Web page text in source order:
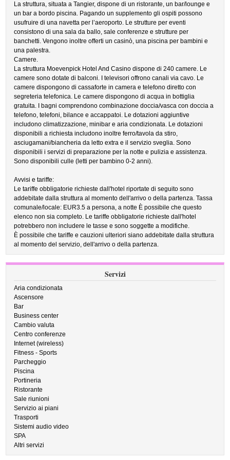
La struttura, situata a Tangier, dispone di un ristorante, un bar/lounge e
un bar a bordo piscina. Pagando un supplemento gli ospiti possono
usufruire di una navetta per l’aeroporto. Le strutture per eventi
consistono di una sala da ballo, sale conferenze e strutture per
banchetti. Vengono inoltre offerti un casinò, una piscina per bambini e
una palestra.
Camere.
La struttura Moevenpick Hotel And Casino dispone di 240 camere. Le
camere sono dotate di balconi. I televisori offrono canali via cavo. Le
camere dispongono di cassaforte in camera e telefono diretto con
segreteria telefonica. Le camere dispongono di acqua in bottiglia
gratuita. I bagni comprendono combinazione doccia/vasca con doccia a
telefono, telefoni, bilance e accappatoi. Le dotazioni aggiuntive
includono climatizzazione, minibar e aria condizionata. Le dotazioni
disponibili a richiesta includono inoltre ferro/tavola da stiro,
asciugamani/biancheria da letto extra e il servizio sveglia. Sono
disponibili i servizi di preparazione per la notte e pulizia e assistenza.
Sono disponibili culle (letti per bambino 0-2 anni).
Avvisi e tariffe:
Le tariffe obbligatorie richieste dall'hotel riportate di seguito sono
addebitate dalla struttura al momento dell'arrivo o della partenza. Tassa
comunale/locale: EUR3.5 a persona, a notte È possibile che questo
elenco non sia completo. Le tariffe obbligatorie richieste dall'hotel
potrebbero non includere le tasse e sono soggette a modifiche.
È possibile che tariffe e cauzioni ulteriori siano addebitate dalla struttura
al momento del servizio, dell'arrivo o della partenza.
Servizi
Aria condizionata
Ascensore
Bar
Business center
Cambio valuta
Centro conferenze
Internet (wireless)
Fitness - Sports
Parcheggio
Piscina
Portineria
Ristorante
Sale riunioni
Servizio ai piani
Trasporti
Sistemi audio video
SPA
Altri servizi